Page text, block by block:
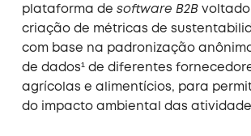
plataforma de software B2Bvoltado
criação de métricas de
com base na padronização
de dados¹ de diferentes
agrícolas e alimentícios, para
do impacto ambiental das